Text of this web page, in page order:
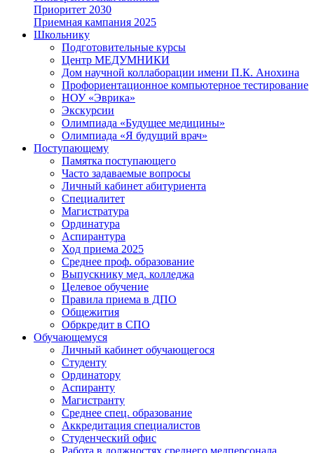
Приоритет 2030
Приемная кампания 2025
Школьнику
Подготовительные курсы
Центр МЕДУМНИКИ
Дом научной коллаборации имени П.К. Анохина
Профориентационное компьютерное тестирование
НОУ «Эврика»
Экскурсии
Олимпиада «Будущее медицины»
Олимпиада «Я будущий врач»
Поступающему
Памятка поступающего
Часто задаваемые вопросы
Личный кабинет абитуриента
Специалитет
Магистратура
Ординатура
Аспирантура
Ход приема 2025
Среднее проф. образование
Выпускнику мед. колледжа
Целевое обучение
Правила приема в ДПО
Общежития
Обркредит в СПО
Обучающемуся
Личный кабинет обучающегося
Студенту
Ординатору
Аспиранту
Магистранту
Среднее спец. образование
Аккредитация специалистов
Студенческий офис
Работа в должностях среднего медперсонала